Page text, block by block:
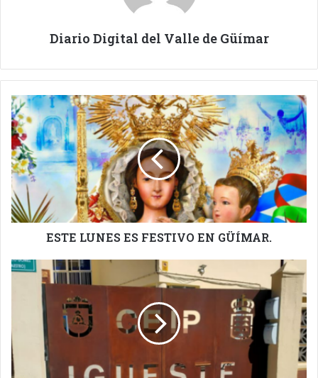
Diario Digital del Valle de Güímar
ESTE
LUNES
ES
FESTIVO
EN
GÜÍMAR.
ESTE LUNES ES FESTIVO EN GÜÍMAR.
PREOCUPACIÓN
PERSONAL
EL
CEIP
DE